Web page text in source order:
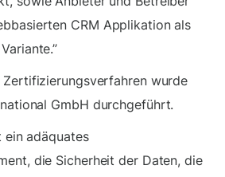
CRM Applikation als
Zertifizierungsverfahren wurde
GmbH durchgeführt.
adäquates
die Sicherheit der Daten, die